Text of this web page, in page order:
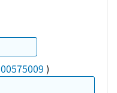
00575009 )